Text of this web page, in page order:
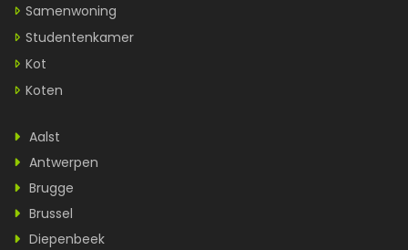
Samenwoning
Studentenkamer
Kot
Koten
Aalst
Antwerpen
Brugge
Brussel
Diepenbeek